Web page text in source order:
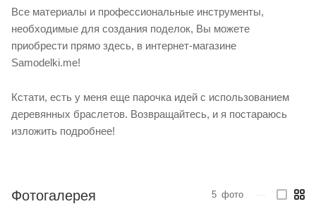
Все материалы и профессиональные инструменты,
необходимые для создания поделок, Вы можете
приобрести прямо здесь, в интернет-магазине
Samodelki.me!
Кстати, есть у меня еще парочка идей с использованием
деревянных браслетов. Возвращайтесь, и я постараюсь
изложить подробнее!
Фотогалерея 5 фото